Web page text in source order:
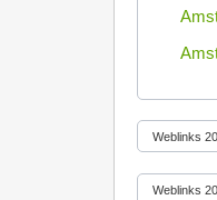
Weblinks
Weblinks